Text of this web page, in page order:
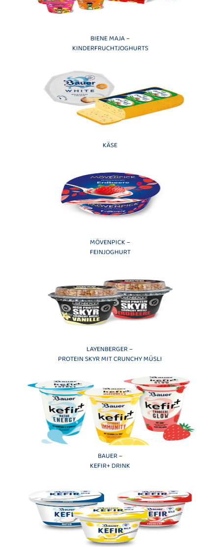
BIENE MAJA –
KINDERFRUCHTJOGHURTS
KÄSE
MÖVENPICK –
FEINJOGHURT
LAYENBERGER –
PROTEIN SKYR MIT CRUNCHY MÜSLI
BAUER –
KEFIR+ DRINK